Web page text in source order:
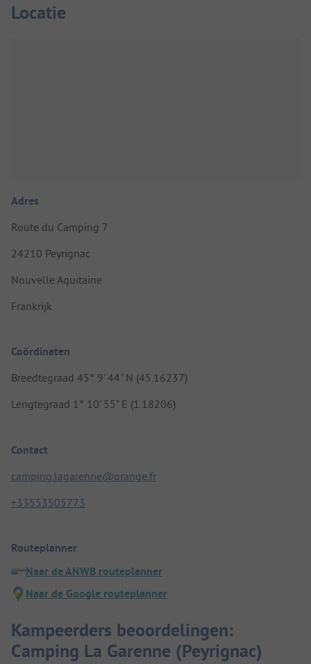
Locatie
Adres
Route du Camping 7
24210 Peyrignac
Nouvelle Aquitaine
Frankrijk
Coördinaten
Breedtegraad 45° 9' 44" N (45.16237)
Lengtegraad 1° 10' 55" E (1.18206)
Contact
camping.lagarenne@orange.fr
+33553505773
Routeplanner
Naar de ANWB routeplanner
Naar de Google routeplanner
Kampeerders beoordelingen:
Camping La Garenne (Peyrignac)